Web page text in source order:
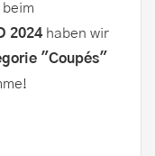
beim
2024 haben wir
"Coupés"